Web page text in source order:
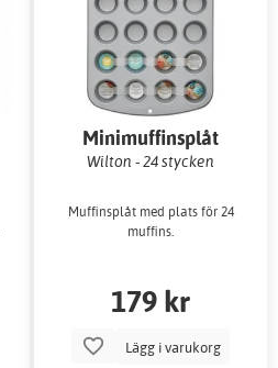
Minimuffinsplåt
Wilton - 24 stycken
Muffinsplåt med plats för 24
muffins.
179 kr
Lägg i varukorg